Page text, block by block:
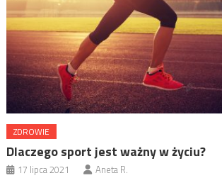
ZDROWIE
Dlaczego sport jest ważny w życiu?
17 lipca 2021 Aneta R.